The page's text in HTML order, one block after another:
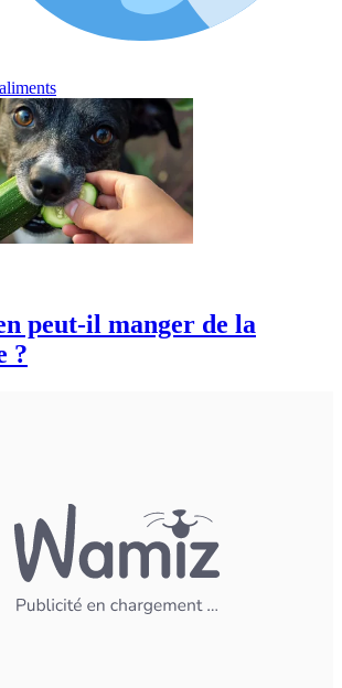
peut-il manger de la
?